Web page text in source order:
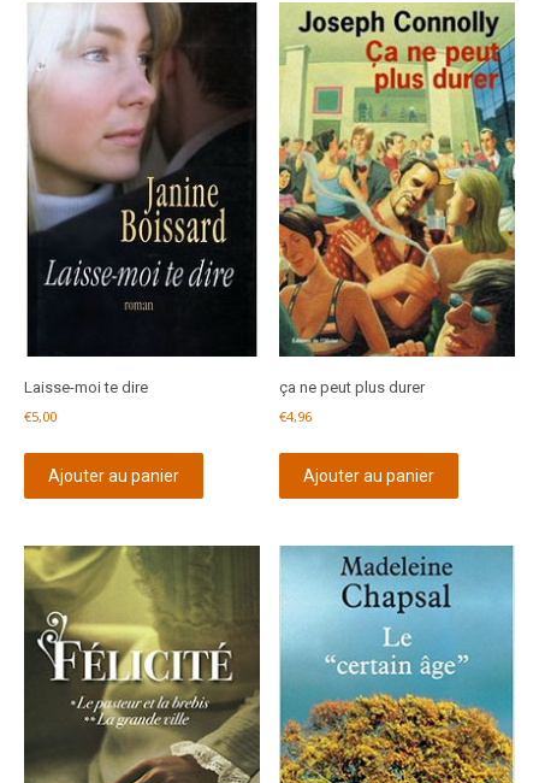
Laisse-moi te dire
€5,00
Ajouter au panier
ça ne peut plus durer
€4,96
Ajouter au panier